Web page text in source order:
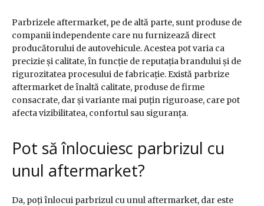
Parbrizele aftermarket, pe de altă parte, sunt produse de
companii independente care nu furnizează direct
producătorului de autovehicule. Acestea pot varia ca
precizie și calitate, în funcție de reputația brandului și de
rigurozitatea procesului de fabricație. Există parbrize
aftermarket de înaltă calitate, produse de firme
consacrate, dar și variante mai puțin riguroase, care pot
afecta vizibilitatea, confortul sau siguranța.
Pot să înlocuiesc parbrizul cu
unul aftermarket?
Da, poți înlocui parbrizul cu unul aftermarket, dar este